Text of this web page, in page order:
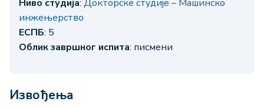
Ниво студија: Докторске студије – Машинско
инжењерство
ЕСПБ: 5
Облик завршног испита: писмени
Извођења